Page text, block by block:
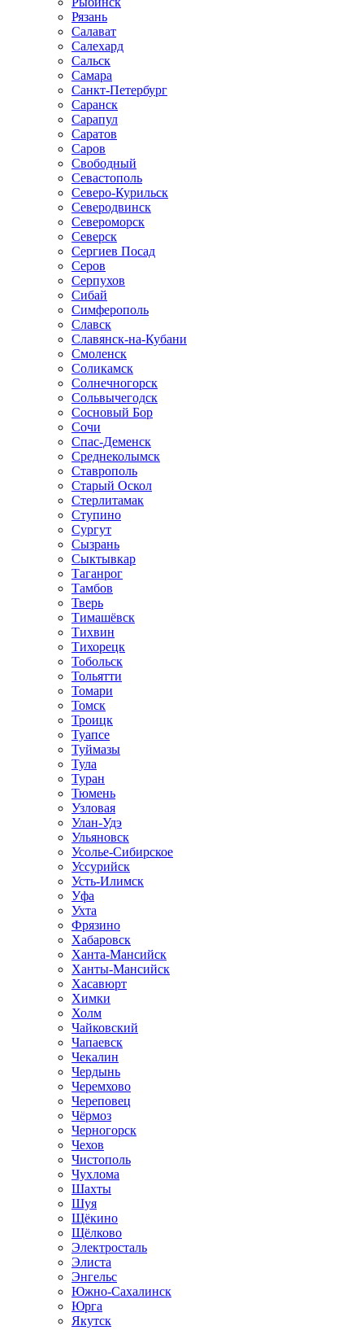
Рязань
Салават
Салехард
Сальск
Самара
Санкт-Петербург
Саранск
Сарапул
Саратов
Саров
Свободный
Севастополь
Северо-Курильск
Северодвинск
Североморск
Северск
Сергиев Посад
Серов
Серпухов
Сибай
Симферополь
Славск
Славянск-на-Кубани
Смоленск
Соликамск
Солнечногорск
Сольвычегодск
Сосновый Бор
Сочи
Спас-Деменск
Среднеколымск
Ставрополь
Старый Оскол
Стерлитамак
Ступино
Сургут
Сызрань
Сыктывкар
Таганрог
Тамбов
Тверь
Тимашёвск
Тихвин
Тихорецк
Тобольск
Тольятти
Томари
Томск
Троицк
Туапсе
Туймазы
Тула
Туран
Тюмень
Узловая
Улан-Удэ
Ульяновск
Усолье-Сибирское
Уссурийск
Усть-Илимск
Уфа
Ухта
Фрязино
Хабаровск
Ханта-Мансийск
Ханты-Мансийск
Хасавюрт
Химки
Холм
Чайковский
Чапаевск
Чекалин
Чердынь
Черемхово
Череповец
Чёрмоз
Черногорск
Чехов
Чистополь
Чухлома
Шахты
Шуя
Щёкино
Щёлково
Электросталь
Элиста
Энгельс
Южно-Сахалинск
Юрга
Якутск